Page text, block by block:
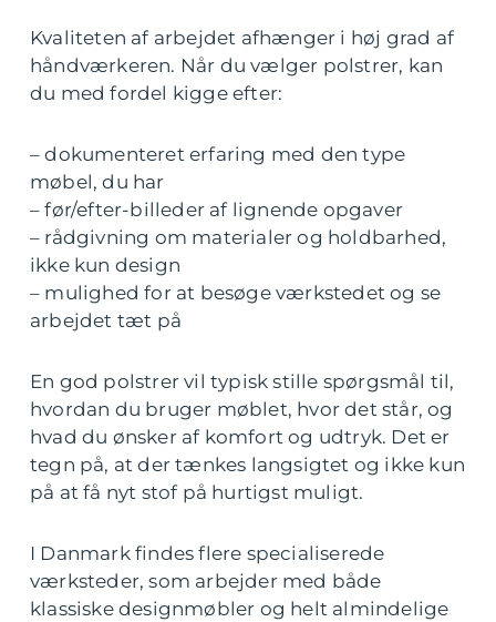
Kvaliteten af arbejdet afhænger i høj grad af
håndværkeren. Når du vælger polstrer, kan
du med fordel kigge efter:
– dokumenteret erfaring med den type
møbel, du har
– før/efter-billeder af lignende opgaver
– rådgivning om materialer og holdbarhed,
ikke kun design
– mulighed for at besøge værkstedet og se
arbejdet tæt på
En god polstrer vil typisk stille spørgsmål til,
hvordan du bruger møblet, hvor det står, og
hvad du ønsker af komfort og udtryk. Det er
tegn på, at der tænkes langsigtet og ikke kun
på at få nyt stof på hurtigst muligt.
I Danmark findes flere specialiserede
værksteder, som arbejder med både
klassiske designmøbler og helt almindelige